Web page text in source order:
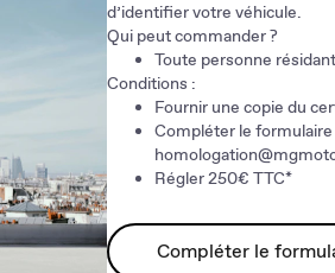
d’identifier votre véhicule.
Qui peut commander ?
Toute personne
Conditions :
Fournir une copie du
Compléter le
Régler 250€ TTC*
Compléter le